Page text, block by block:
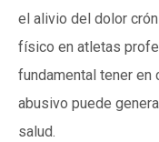
el alivio del dolor
físico en atletas
fundamental tener en
abusivo puede
salud.